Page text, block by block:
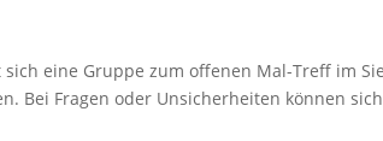
eine Gruppe zum offenen Mal-Treff im
Bei Fragen oder Unsicherheiten können